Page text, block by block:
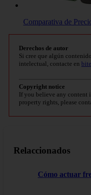
Comparativa de
Derechos de autor
Si cree que algún
intelectual, contacte en
Copyright notice
If you believe any
property rights, please
Relaccionados
Cómo actuar